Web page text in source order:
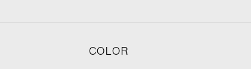
COLOR